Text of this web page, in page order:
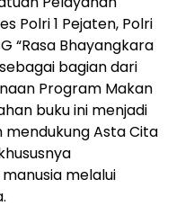
Polri 1 Pejaten, Polri
“Rasa Bhayangkara
bagian dari
Program Makan
buku ini menjadi
Asta Cita
melalui